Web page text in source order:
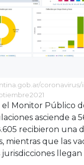
coronavirus/
Monitor Público
asciende a
recibieron una
mientras que las
llegan